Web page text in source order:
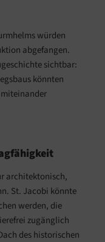
würden
abgefangen.
sichtbar:
könnten
architektonisch,
St. Jacobi könnte
werden, die
zugänglich
des historischen